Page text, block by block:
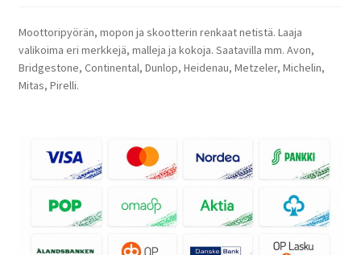
Moottoripyörän, mopon ja skootterin renkaat netistä. Laaja
valikoima eri merkkejä, malleja ja kokoja. Saatavilla mm. Avon,
Bridgestone, Continental, Dunlop, Heidenau, Metzeler, Michelin,
Mitas, Pirelli.